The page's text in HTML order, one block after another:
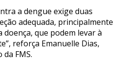
a dengue exige duas
adequada, principalmente
que podem levar à
reforça Emanuelle Dias,
FMS.